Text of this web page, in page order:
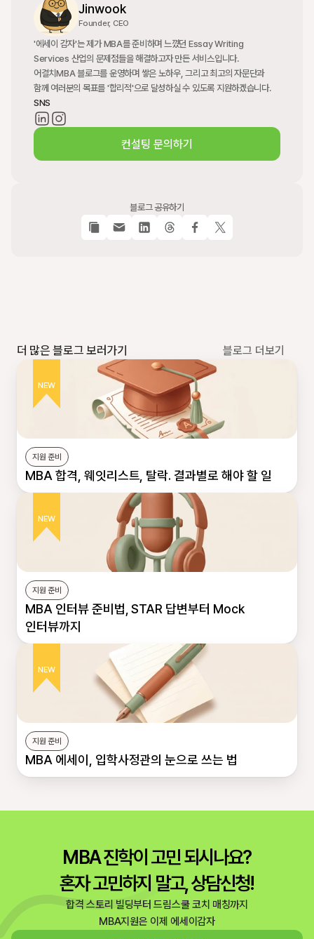
Jinwook
Founder, CEO
'에세이 감자'는 제가 MBA를 준비하며 느꼈던 Essay Writing
Services 산업의 문제점들을 해결하고자 만든 서비스입니다.
어결치MBA 블로그를 운영하며 쌓은 노하우, 그리고 최고의 자문단과
함께 여러분의 목표를 '합리적'으로 달성하실 수 있도록 지원하겠습니다.
SNS
컨설팅 문의하기
블로그 공유하기
더 많은 블로그 보러가기 블로그 더보기
NEW
지원 준비
MBA 합격, 웨잇리스트, 탈락. 결과별로 해야 할 일
NEW
지원 준비
MBA 인터뷰 준비법, STAR 답변부터 Mock
인터뷰까지
NEW
지원 준비
MBA 에세이, 입학사정관의 눈으로 쓰는 법
MBA 진학이 고민 되시나요?
혼자 고민하지 말고, 상담신청!
합격 스토리 빌딩부터 드림스쿨 코치 매칭까지
MBA지원은 이제 에세이감자